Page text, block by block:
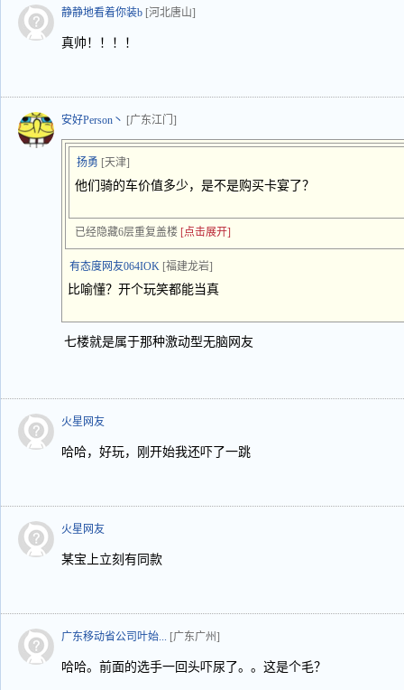
静静地看着你装b [河北唐山]
真帅！！！！
安好Person丶 [广东江门]
扬勇 [天津]
他们骑的车价值多少，是不是购买卡宴了？
已经隐藏6层重复盖楼 [点击展开]
有态度网友064IOK [福建龙岩]
比喻懂？开个玩笑都能当真
七楼就是属于那种激动型无脑网友
火星网友
哈哈，好玩，刚开始我还吓了一跳
火星网友
某宝上立刻有同款
广东移动省公司叶始... [广东广州]
哈哈。前面的选手一回头吓尿了。。这是个毛？